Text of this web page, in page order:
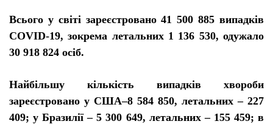
Всього у світі зареєстровано 41 500 885 випадків
COVID-19, зокрема летальних 1 136 530, одужало
30 918 824 осіб.
Найбільшу кількість випадків хвороби
зареєстровано у США–8 584 850, летальних – 227
409; у Бразилії – 5 300 649, летальних – 155 459; в